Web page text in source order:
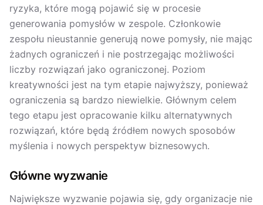
ryzyka, które mogą pojawić się w procesie
generowania pomysłów w zespole. Członkowie
zespołu nieustannie generują nowe pomysły, nie mając
żadnych ograniczeń i nie postrzegając możliwości
liczby rozwiązań jako ograniczonej. Poziom
kreatywności jest na tym etapie najwyższy, ponieważ
ograniczenia są bardzo niewielkie. Głównym celem
tego etapu jest opracowanie kilku alternatywnych
rozwiązań, które będą źródłem nowych sposobów
myślenia i nowych perspektyw biznesowych.
Główne wyzwanie
Największe wyzwanie pojawia się, gdy organizacje nie